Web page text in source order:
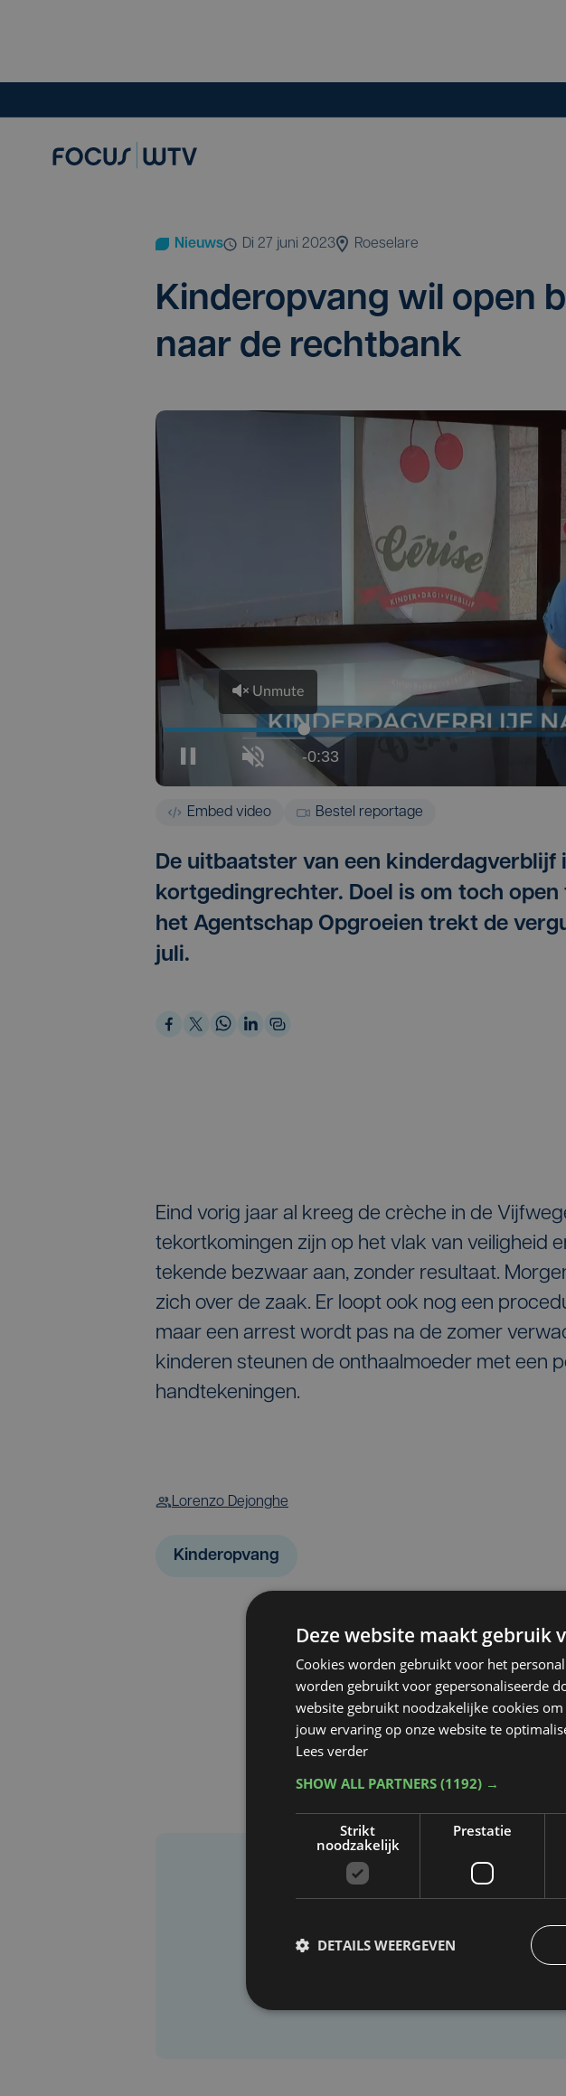
Nieuws di 27 juni 2023 Roeselare
Kin­der­op­vang wil open
naar de rechtbank
Embed video Bestel reportage
De uitbaatster van een kinderdagverblijf
kortgedingrechter. Doel is om toch
het Agentschap Opgroeien trekt de
juli.
Eind vorig jaar al kreeg de crèche in de
tekortkomingen zijn op het vlak van veiligheid
tekende bezwaar aan, zonder resultaat.
zich over de zaak. Er loopt ook nog een
maar een arrest wordt pas na de zomer
kinderen steunen de onthaalmoeder met een
handtekeningen.
Lorenzo Dejonghe
Kinderopvang
Heb je een taal- of
Deze website maakt gebruik
Cookies worden gebruikt voor het
worden gebruikt voor gepersonaliseerde
website gebruikt noodzakelijke cookies
jouw ervaring op onze website te
Lees verder
SHOW ALL PARTNERS (1192) →
Strikt
noodzakelijk
Prestatie
DETAILS WEERGEVEN